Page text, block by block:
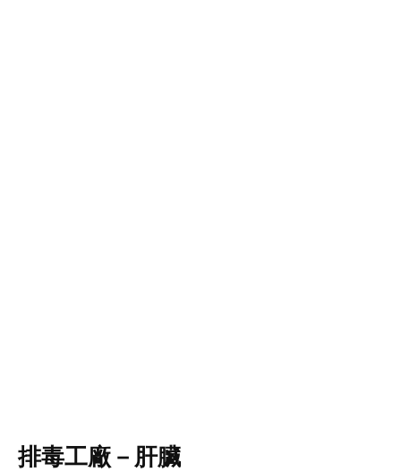
排毒工廠－肝臟